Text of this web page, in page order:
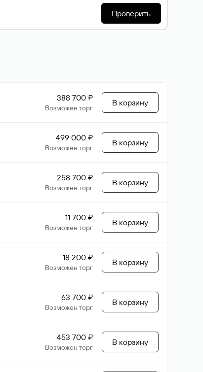
Проверить
388 700 ₽
Возможен торг
В корзину
499 000 ₽
Возможен торг
В корзину
258 700 ₽
Возможен торг
В корзину
11 700 ₽
Возможен торг
В корзину
18 200 ₽
Возможен торг
В корзину
63 700 ₽
Возможен торг
В корзину
453 700 ₽
Возможен торг
В корзину